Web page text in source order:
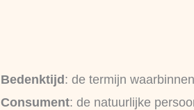
Bedenktijd : de termijn
Consument: de natuurlijke